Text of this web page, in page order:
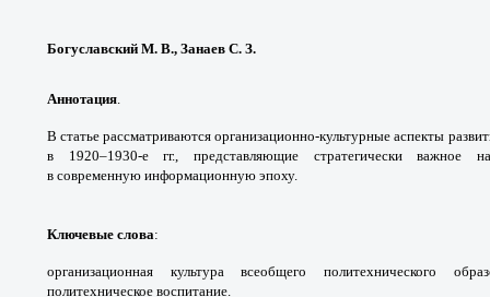
Богуславский М. В., Занаев С. З.
Аннотация.
В статье рассматриваютсяорганизационно-культурные аспекты
в 1920–1930-е гг., представляющие стратегически важное
в современную информационную эпоху.
Ключевые слова:
организационная культуравсеобщего политехнического
политехническое воспитание.